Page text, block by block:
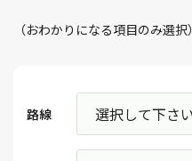
（おわかりになる項目のみ選択）
路線